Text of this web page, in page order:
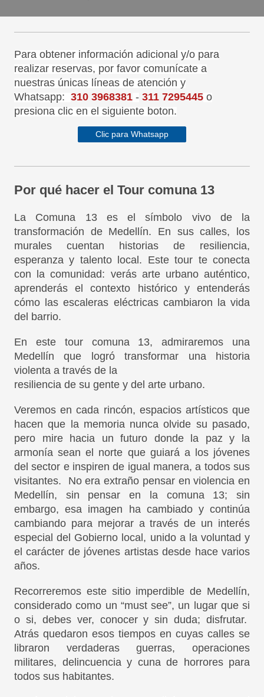
Para obtener información adicional y/o para
realizar reservas, por favor comunícate a
nuestras únicas líneas de atención y
Whatsapp: 310 3968381 - 311 7295445 o
presiona clic en el siguiente boton.
Clic para Whatsapp
Por qué hacer el Tour comuna 13
La Comuna 13 es el símbolo vivo de la
transformación de Medellín. En sus calles, los
murales cuentan historias de resiliencia,
esperanza y talento local. Este tour te conecta
con la comunidad: verás arte urbano auténtico,
aprenderás el contexto histórico y entenderás
cómo las escaleras eléctricas cambiaron la vida
del barrio.
En este tour comuna 13, admiraremos una
Medellín que logró transformar una historia
violenta a través de la
resiliencia de su gente y del arte urbano.
Veremos en cada rincón, espacios artísticos que
hacen que la memoria nunca olvide su pasado,
pero mire hacia un futuro donde la paz y la
armonía sean el norte que guiará a los jóvenes
del sector e inspiren de igual manera, a todos sus
visitantes. No era extraño pensar en violencia en
Medellín, sin pensar en la comuna 13; sin
embargo, esa imagen ha cambiado y continúa
cambiando para mejorar a través de un interés
especial del Gobierno local, unido a la voluntad y
el carácter de jóvenes artistas desde hace varios
años.
Recorreremos este sitio imperdible de Medellín,
considerado como un “must see”, un lugar que si
o si, debes ver, conocer y sin duda; disfrutar.
Atrás quedaron esos tiempos en cuyas calles se
libraron verdaderas guerras, operaciones
militares, delincuencia y cuna de horrores para
todos sus habitantes.